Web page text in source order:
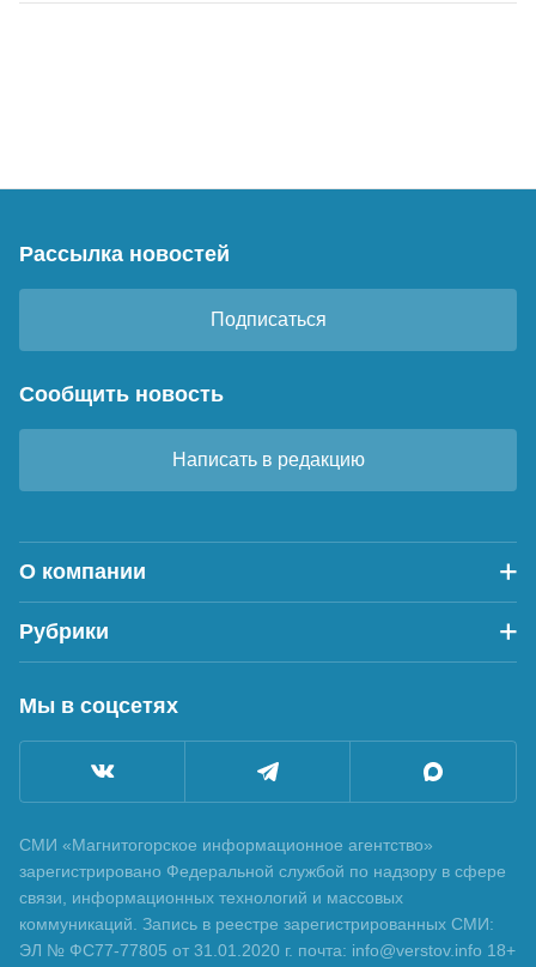
Рассылка новостей
Подписаться
Сообщить новость
Написать в редакцию
О компании
Рубрики
Мы в соцсетях
СМИ «Магнитогорское информационное агентство»
зарегистрировано Федеральной службой по надзору в сфере
связи, информационных технологий и массовых
коммуникаций. Запись в реестре зарегистрированных СМИ:
ЭЛ № ФС77-77805 от 31.01.2020 г. почта: info@verstov.info 18+